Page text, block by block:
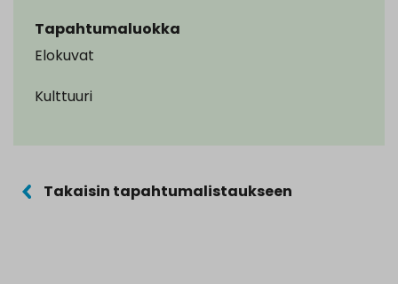
Tapahtumaluokka
Elokuvat
Kulttuuri
Takaisin tapahtumalistaukseen